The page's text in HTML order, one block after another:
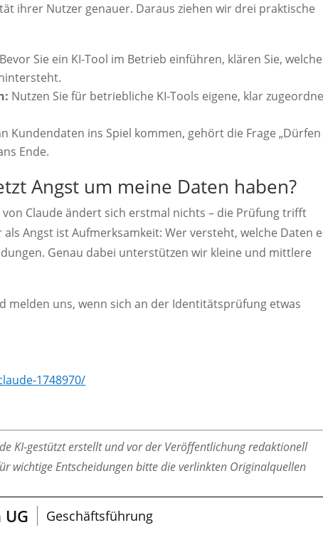
ihrer Nutzer genauer. Daraus ziehen wir drei praktische
Bevor Sie ein KI-Tool im Betrieb einführen, klären Sie, welche
Nutzen Sie für betriebliche KI-Tools eigene, klar
Kundendaten ins Spiel kommen, gehört die Frage
Ende.
Angst um meine Daten haben?
Claude ändert sich erstmal nichts – die Prüfung trifft
Angst ist Aufmerksamkeit: Wer versteht, welche Daten
Genau dabei unterstützen wir kleine und mittlere
melden uns, wenn sich an der Identitätsprüfung etwas
1748970/
KI-gestützt erstellt und vor der Veröffentlichung redaktionell
wichtige Entscheidungen bitte die verlinkten Originalquellen
Geschäftsführung